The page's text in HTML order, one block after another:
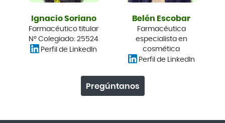
Ignacio Soriano
Farmacéutico titular
Nº Colegiado: 25524
Perfil de LinkedIn
Belén Escobar
Farmacéutica
especialista en
cosmética
Perfil de LinkedIn
Pregúntanos